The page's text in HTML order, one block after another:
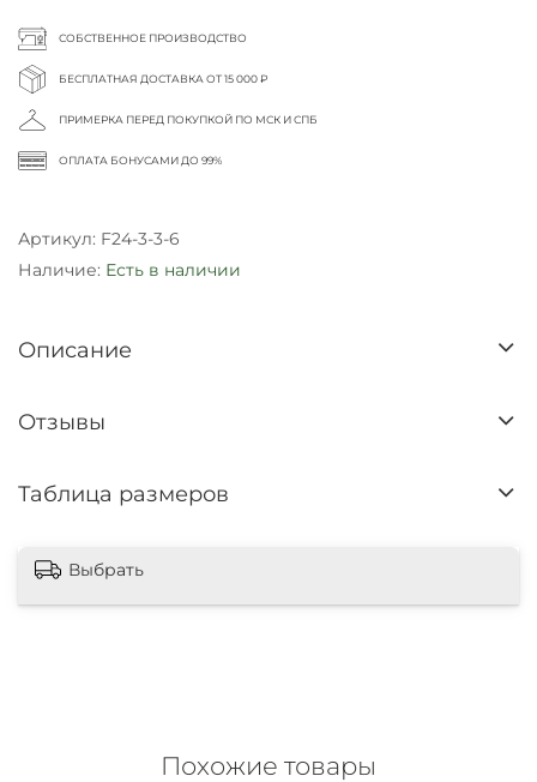
СОБСТВЕННОЕ ПРОИЗВОДСТВО
БЕСПЛАТНАЯ ДОСТАВКА ОТ 15 000 ₽
ПРИМЕРКА ПЕРЕД ПОКУПКОЙ ПО МСК И СПБ
ОПЛАТА БОНУСАМИ ДО 99%
Артикул: F24-3-3-6
Наличие: Есть в наличии
Описание
Отзывы
Таблица размеров
Выбрать
Похожие товары